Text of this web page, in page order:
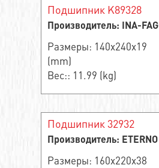
Подшипник K89328
Производитель: INA-FAG
Размеры: 140x240x19
(mm)
Вес:: 11.99 (kg)
Подшипник 32932
Производитель: ETERNO
Размеры: 160x220x38